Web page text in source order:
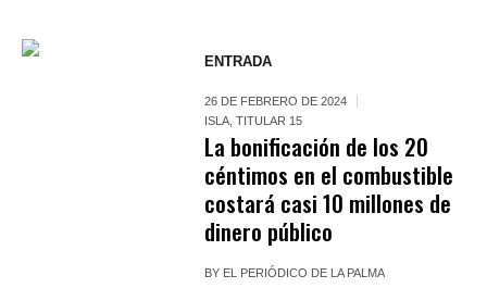
ENTRADA
26 DE FEBRERO DE 2024
ISLA ,TITULAR 15
La bonificación de los 20
céntimos en el combustible
costará casi 10 millones de
dinero público
BY EL PERIÓDICO DE LA PALMA